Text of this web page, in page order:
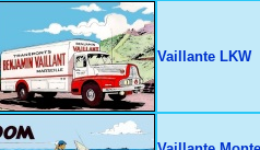
Vaillante LKW